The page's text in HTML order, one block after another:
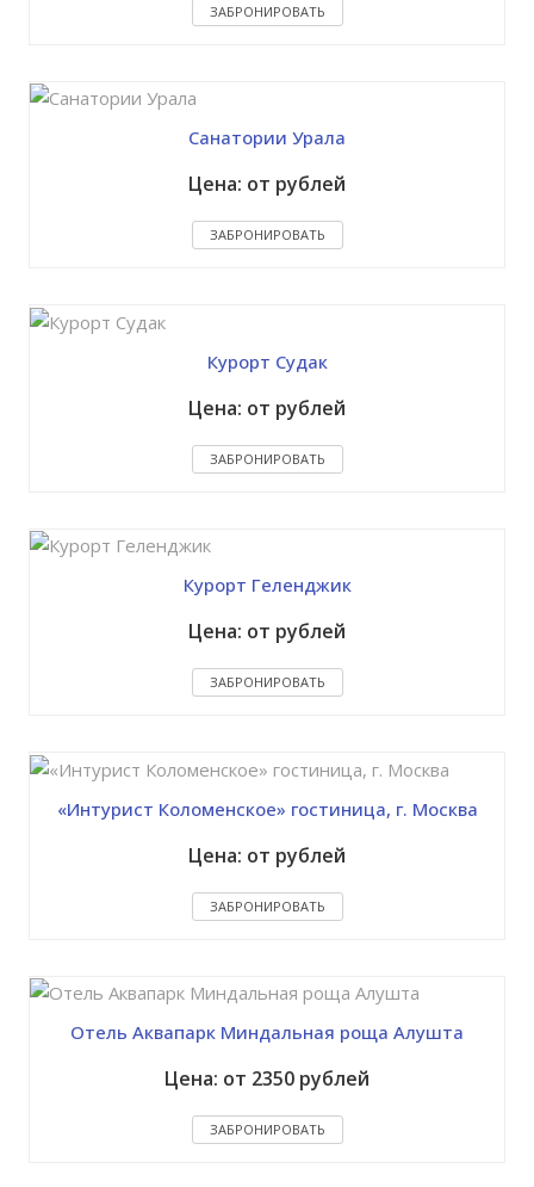
ЗАБРОНИРОВАТЬ
Санатории Урала
Цена: от рублей
ЗАБРОНИРОВАТЬ
Курорт Судак
Цена: от рублей
ЗАБРОНИРОВАТЬ
Курорт Геленджик
Цена: от рублей
ЗАБРОНИРОВАТЬ
«Интурист Коломенское» гостиница, г. Москва
Цена: от рублей
ЗАБРОНИРОВАТЬ
Отель Аквапарк Миндальная роща Алушта
Цена: от 2350 рублей
ЗАБРОНИРОВАТЬ